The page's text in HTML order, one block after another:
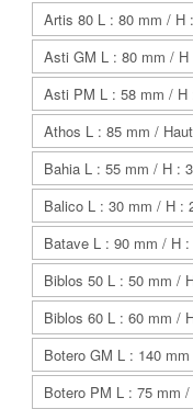
Artis 80 L : 80 mm / H
Asti GM L : 80 mm / H
Asti PM L : 58 mm / H
Athos L : 85 mm /
Bahia L : 55 mm / H :
Balico L : 30 mm / H :
Batave L : 90 mm / H :
Biblos 50 L : 50 mm /
Biblos 60 L : 60 mm /
Botero GM L : 140
Botero PM L : 75 mm